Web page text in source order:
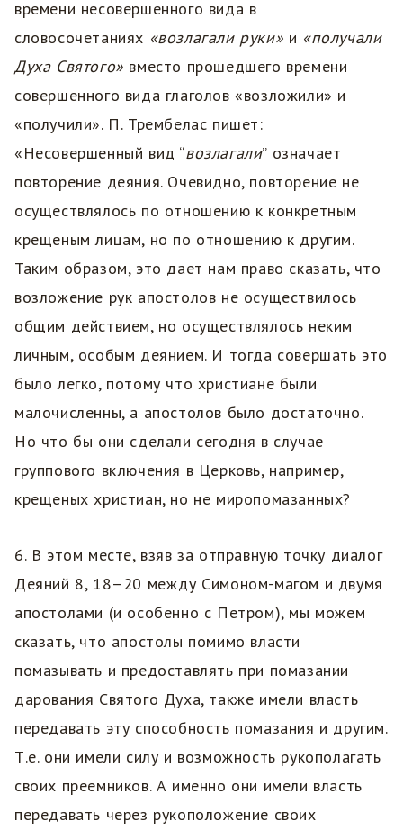
времени несовершенного вида в
словосочетаниях «возлагали руки» и «получали
Духа Святого» вместо прошедшего времени
совершенного вида глаголов «возложили» и
«получили». П. Трембелас пишет:
«Несовершенный вид “возлагали” означает
повторение деяния. Очевидно, повторение не
осуществлялось по отношению к конкретным
крещеным лицам, но по отношению к другим.
Таким образом, это дает нам право сказать, что
возложение рук апостолов не осуществилось
общим действием, но осуществлялось неким
личным, особым деянием. И тогда совершать это
было легко, потому что христиане были
малочисленны, а апостолов было достаточно.
Но что бы они сделали сегодня в случае
группового включения в Церковь, например,
крещеных христиан, но не миропомазанных?
6. В этом месте, взяв за отправную точку диалог
Деяний 8, 18–20 между Симоном-магом и двумя
апостолами (и особенно с Петром), мы можем
сказать, что апостолы помимо власти
помазывать и предоставлять при помазании
дарования Святого Духа, также имели власть
передавать эту способность помазания и другим.
Т.е. они имели силу и возможность рукополагать
своих преемников. А именно они имели власть
передавать через рукоположение своих